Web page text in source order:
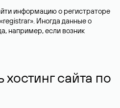
информацию о регистраторе
Иногда данные о
например, если возник
хостинг сайта по